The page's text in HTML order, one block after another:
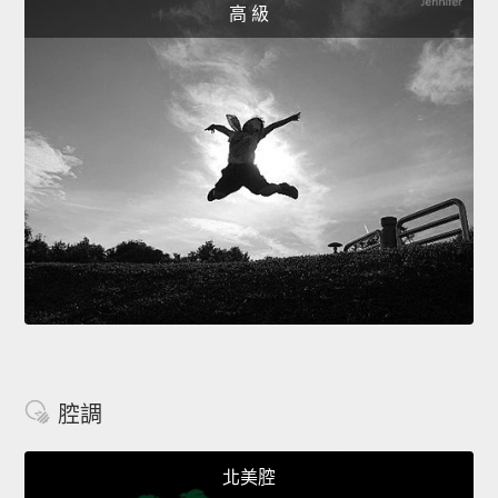
高 級
腔調
北美腔